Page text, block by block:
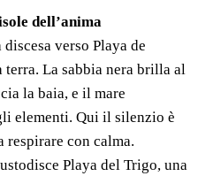
dell’anima
verso Playa de
La sabbia nera brilla al
la baia, e il mare
elementi. Qui il silenzio è
con calma.
Playa del Trigo, una